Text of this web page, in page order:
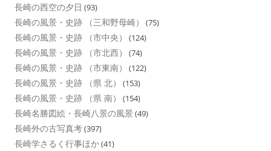
長崎の西空の夕日 (93)
長崎の風景・史跡 （三和野母崎） (75)
長崎の風景・史跡 （市中央） (124)
長崎の風景・史跡 （市北西） (74)
長崎の風景・史跡 （市東南） (122)
長崎の風景・史跡 （県 北） (153)
長崎の風景・史跡 （県 南） (154)
長崎名勝図絵・長崎八景の風景 (49)
長崎外の古写真考(397)
長崎学さるく行事ほか(41)